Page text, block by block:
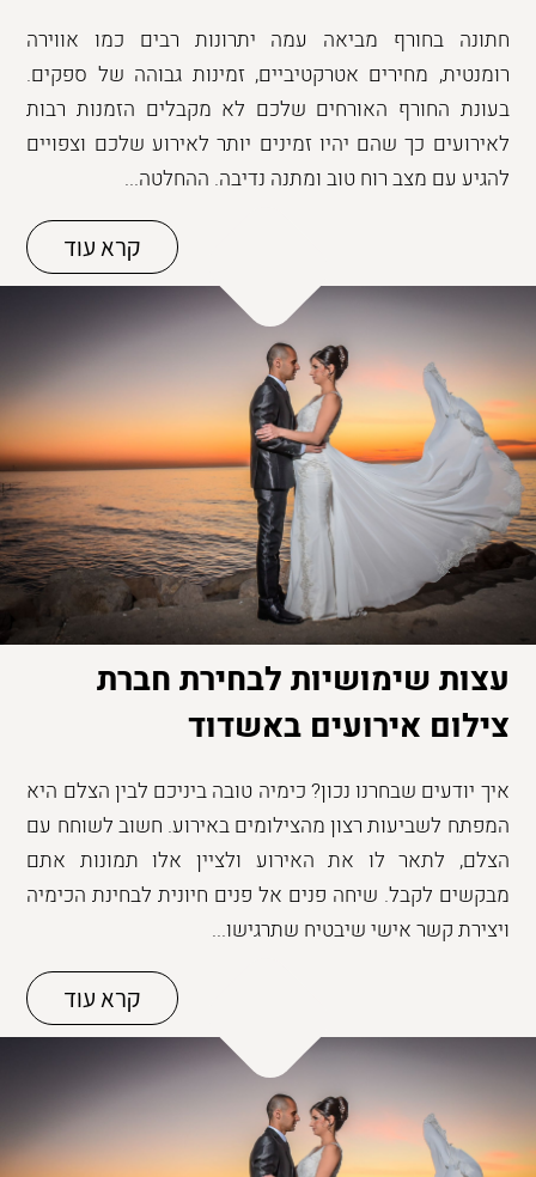
חתונה בחורף מביאה עמה יתרונות רבים כמו אווירה
רומנטית, מחירים אטרקטיביים, זמינות גבוהה של ספקים.
בעונת החורף האורחים שלכם לא מקבלים הזמנות רבות
לאירועים כך שהם יהיו זמינים יותר לאירוע שלכם וצפויים
להגיע עם מצב רוח טוב ומתנה נדיבה. ההחלטה...
קרא עוד
עצות שימושיות לבחירת חברת
צילום אירועים באשדוד
איך יודעים שבחרנו נכון? כימיה טובה ביניכם לבין הצלם היא
המפתח לשביעות רצון מהצילומים באירוע. חשוב לשוחח עם
הצלם, לתאר לו את האירוע ולציין אלו תמונות אתם
מבקשים לקבל. שיחה פנים אל פנים חיונית לבחינת הכימיה
ויצירת קשר אישי שיבטיח שתרגישו...
קרא עוד